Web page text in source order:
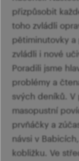
přizpůsobit
toho zvládli
pětiminutovky a
zvládli i nové
Poradili jsme
problémy a
svých deníků.
masopustní
prvňáčky a
návsi v
kobližku. Ve